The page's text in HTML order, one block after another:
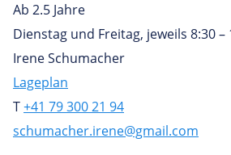
Ab 2.5 Jahre
Dienstag und Freitag, jeweils 8:30 –
Irene Schumacher
Lageplan
T+41 79 300 21 94
schumacher.irene@gmail.com